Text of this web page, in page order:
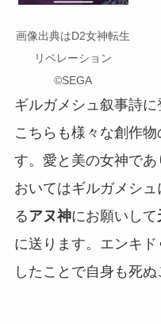
画像出典はD2女神転生
リベレーション
©SEGA
ギルガメシュ叙事詩に
こちらも様々な創作
す。愛と美の女神で
おいてはギルガメシ
るアヌ神にお願いして
に送ります。エンキ
したことで自身も死ぬ